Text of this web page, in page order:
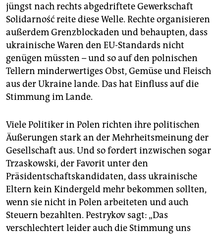
jüngst nach rechts abgedriftete Gewerkschaft
Solidarność reite diese Welle. Rechte organisieren
außerdem Grenzblockaden und behaupten, dass
ukrainische Waren den EU-Standards nicht
genügen müssten – und so auf den polnischen
Tellern minderwertiges Obst, Gemüse und Fleisch
aus der Ukraine lande. Das hat Einfluss auf die
Stimmung im Lande.
Viele Politiker in Polen richten ihre politischen
Äußerungen stark an der Mehrheitsmeinung der
Gesellschaft aus. Und so fordert inzwischen sogar
Trzaskowski, der Favorit unter den
Präsidentschaftskandidaten, dass ukrainische
Eltern kein Kindergeld mehr bekommen sollten,
wenn sie nicht in Polen arbeiteten und auch
Steuern bezahlten. Pestrykov sagt: „Das
verschlechtert leider auch die Stimmung uns